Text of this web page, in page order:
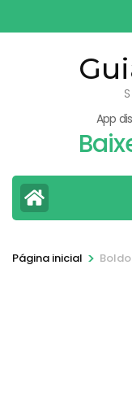
para
App
Página inicial >